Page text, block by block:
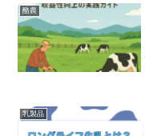
酪農
乳製品